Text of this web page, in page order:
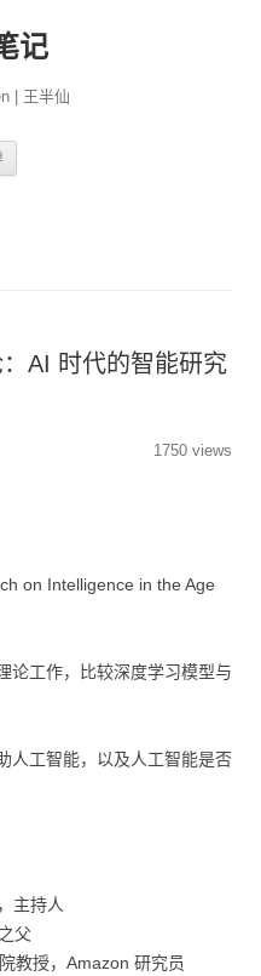
记
| 王半仙
AI 时代的智能研究
1750 views
on Intelligence in the Age
论工作，比较深度学习模型与
人工智能，以及人工智能是否
主持人
父
教授，Amazon 研究员